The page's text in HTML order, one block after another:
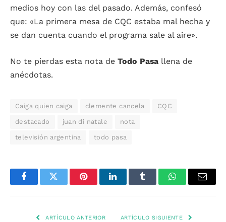
medios hoy con las del pasado. Además, confesó
que: «La primera mesa de CQC estaba mal hecha y
se dan cuenta cuando el programa sale al aire».
No te pierdas esta nota de Todo Pasa llena de
anécdotas.
Caiga quien caiga clemente cancela CQC
destacado juan di natale nota
televisión argentina todo pasa
FacebookTwitter PinterestLinkedInTumblr WhatsAppEmail
ARTÍCULO ANTERIOR ARTÍCULO SIGUIENTE